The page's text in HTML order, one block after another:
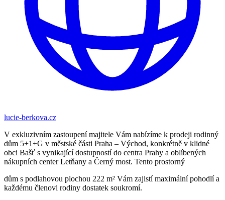
lucie-berkova.cz
V exkluzivním zastoupení majitele Vám nabízíme k prodeji rodinný
dům 5+1+G v městské části Praha – Východ, konkrétně v klidné
obci Bašť s vynikající dostupností do centra Prahy a oblíbených
nákupních center Letňany a Černý most. Tento prostorný
dům s podlahovou plochou 222 m² Vám zajistí maximální pohodlí a
každému členovi rodiny dostatek soukromí.